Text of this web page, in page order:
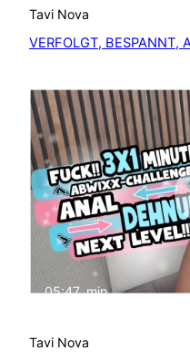
Tavi Nova
VERFOLGT, BESPANNT,
05:47 min
Tavi Nova